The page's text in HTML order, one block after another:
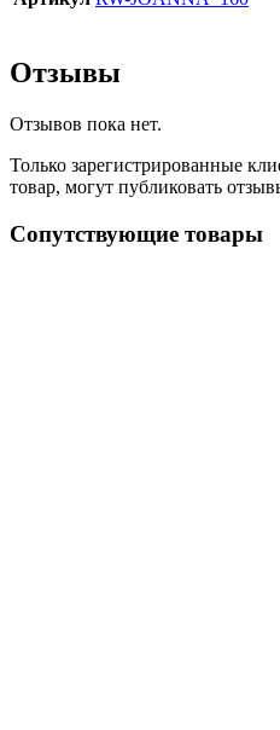
Отзывы
Отзывов пока нет.
Только зарегистрированные
товар, могут публиковать
Сопутствующие товары